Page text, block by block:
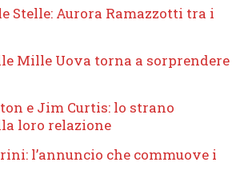
Stelle: Aurora Ramazzotti tra i
Mille Uova torna a sorprendere
e Jim Curtis: lo strano
loro relazione
l’annuncio che commuove i